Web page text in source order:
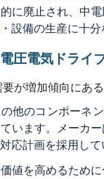
に廃止され、中
設備の生産に十
圧電気ドライ
が増加傾向にある
他のコンポーネ
います。メーカ
応計画を採用して
値を高めるため